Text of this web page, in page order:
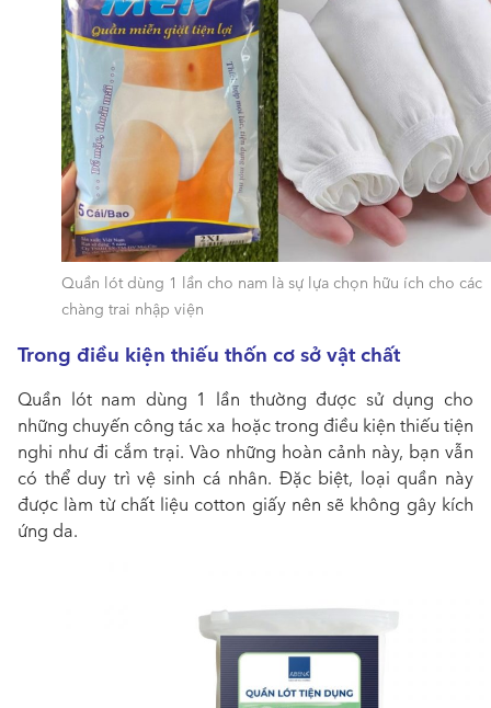
Quần lót dùng 1 lần cho nam là sự lựa chọn hữu ích cho các
chàng trai nhập viện
Trong điều kiện thiếu thốn cơ sở vật chất
Quần lót nam dùng 1 lần thường được sử dụng cho
những chuyến công tác xa hoặc trong điều kiện thiếu tiện
nghi như đi cắm trại. Vào những hoàn cảnh này, bạn vẫn
có thể duy trì vệ sinh cá nhân. Đặc biệt, loại quần này
được làm từ chất liệu cotton giấy nên sẽ không gây kích
ứng da.